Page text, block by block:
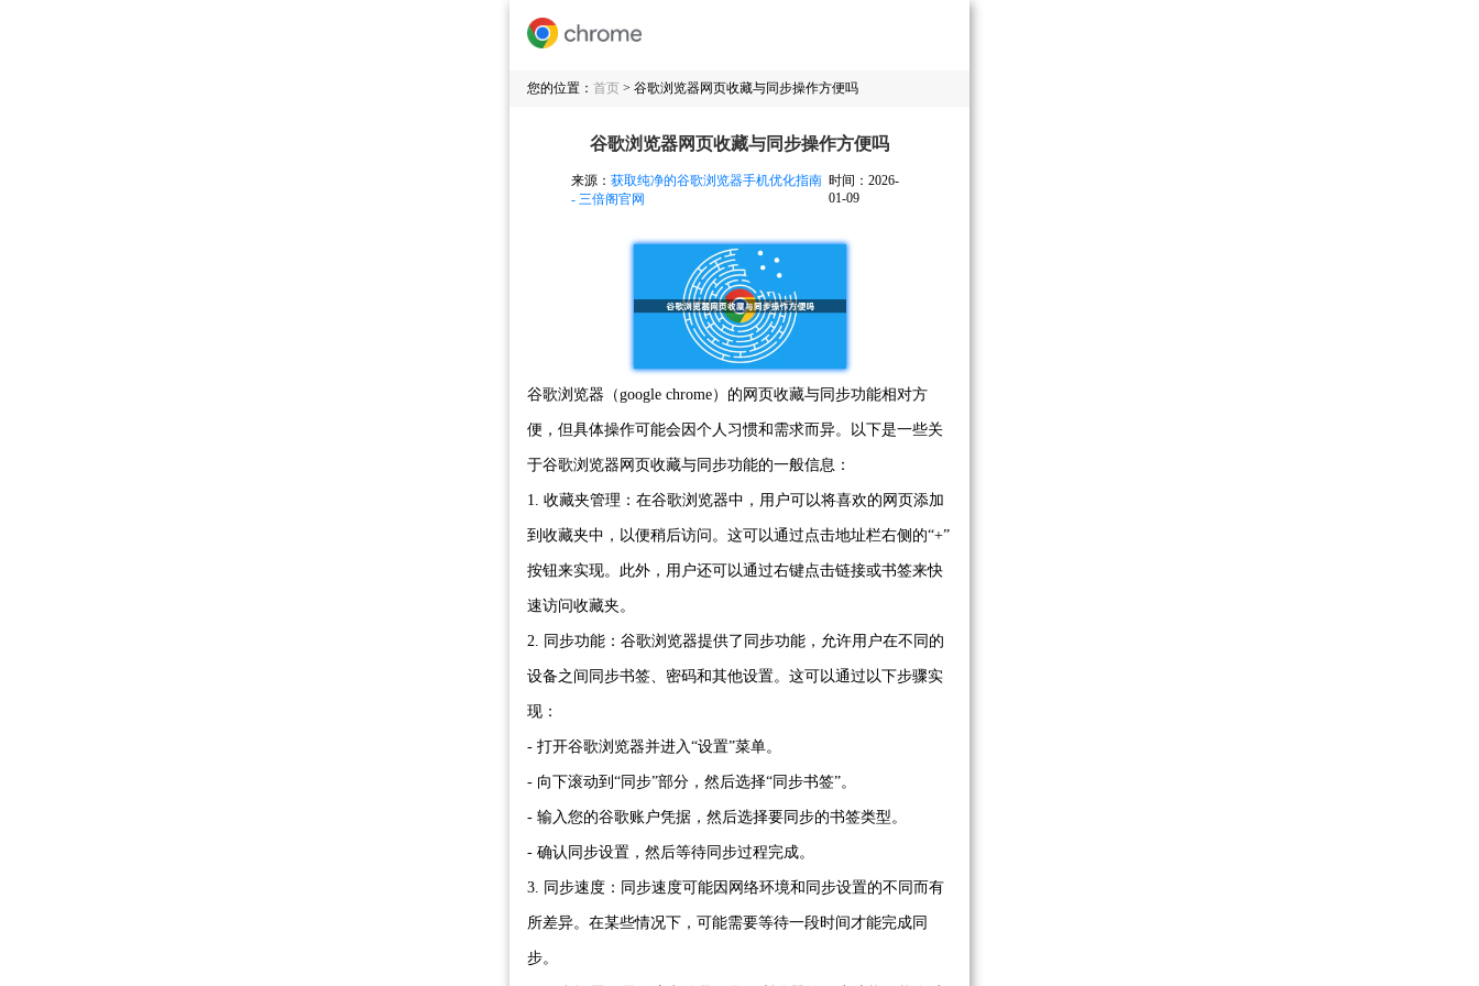
您的位置： 首页 > 谷歌浏览器网页收藏与同步操作方便吗
谷歌浏览器网页收藏与同步操作方便吗
来源： 获取纯净的谷歌浏览器手机优化指南
- 三倍阁官网
时间：2026-
01-09
谷歌浏览器（google chrome）的网页收藏与同步功能相对方
便，但具体操作可能会因个人习惯和需求而异。以下是一些关
于谷歌浏览器网页收藏与同步功能的一般信息：
1. 收藏夹管理：在谷歌浏览器中，用户可以将喜欢的网页添加
到收藏夹中，以便稍后访问。这可以通过点击地址栏右侧的“+”
按钮来实现。此外，用户还可以通过右键点击链接或书签来快
速访问收藏夹。
2. 同步功能：谷歌浏览器提供了同步功能，允许用户在不同的
设备之间同步书签、密码和其他设置。这可以通过以下步骤实
现：
- 打开谷歌浏览器并进入“设置”菜单。
- 向下滚动到“同步”部分，然后选择“同步书签”。
- 输入您的谷歌账户凭据，然后选择要同步的书签类型。
- 确认同步设置，然后等待同步过程完成。
3. 同步速度：同步速度可能因网络环境和同步设置的不同而有
所差异。在某些情况下，可能需要等待一段时间才能完成同
步。